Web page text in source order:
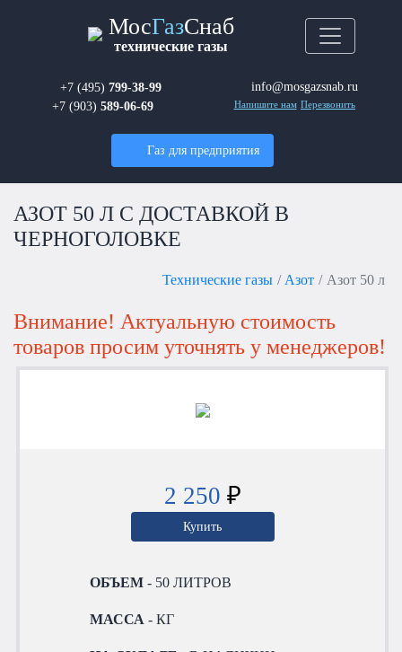
МосГазСнаб
технические газы
+7 (495) 799-38-99
+7 (903) 589-06-69
info@mosgazsnab.ru
Напишите нам Перезвонить
Газ для предприятия
АЗОТ 50 Л С ДОСТАВКОЙ В
ЧЕРНОГОЛОВКЕ
Технические газы Азот Азот 50 л
Внимание! Актуальную стоимость
товаров просим уточнять у менеджеров!
2 250 ₽
Купить
ОБЪЕМ - 50 ЛИТРОВ
МАССА - КГ